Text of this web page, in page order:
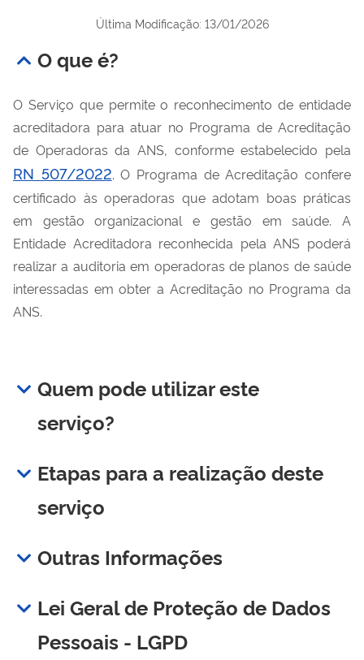
Última Modificação: 13/01/2026
O que é?
O Serviço que permite o reconhecimento de entidade
acreditadora para atuar no Programa de Acreditação
de Operadoras da ANS, conforme estabelecido pela
RN 507/2022. O Programa de Acreditação confere
certificado às operadoras que adotam boas práticas
em gestão organizacional e gestão em saúde. A
Entidade Acreditadora reconhecida pela ANS poderá
realizar a auditoria em operadoras de planos de saúde
interessadas em obter a Acreditação no Programa da
ANS.
Quem pode utilizar este
serviço?
Etapas para a realização deste
serviço
Outras Informações
Lei Geral de Proteção de Dados
Pessoais - LGPD